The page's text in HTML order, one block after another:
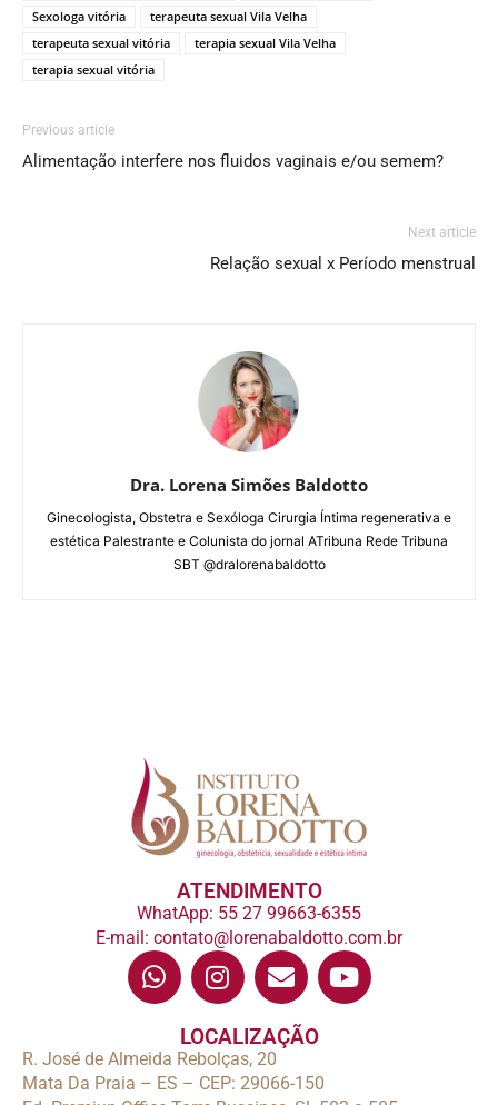
Sexologa vitória
terapeuta sexual Vila Velha
terapeuta sexual vitória
terapia sexual Vila Velha
terapia sexual vitória
Previous article
Alimentação interfere nos fluidos vaginais e/ou semem?
Next article
Relação sexual x Período menstrual
Dra. Lorena Simões Baldotto
Ginecologista, Obstetra e Sexóloga Cirurgia Íntima regenerativa e
estética Palestrante e Colunista do jornal ATribuna Rede Tribuna
SBT @dralorenabaldotto
ATENDIMENTO
WhatApp: 55 27 99663-6355
E-mail: contato@lorenabaldotto.com.br
LOCALIZAÇÃO
R. José de Almeida Rebolças, 20
Mata Da Praia – ES – CEP: 29066-150